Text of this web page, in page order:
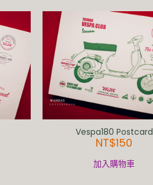
Vespa180 Postcard
NT$150
加入購物車